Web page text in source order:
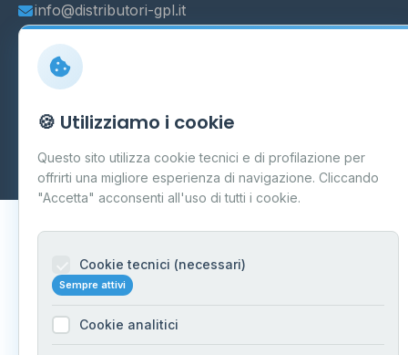
info@distributori-gpl.it
Carpi P.IVA 03859300364
Dati forniti daMinistero delle Imprese e del Made in Italy
Aggiornamento quotidiano
🍪 Utilizziamo i cookie
Questo sito utilizza cookie tecnici e di profilazione per
offrirti una migliore esperienza di navigazione. Cliccando
"Accetta" acconsenti all'uso di tutti i cookie.
Cookie tecnici (necessari)
Sempre attivi
Cookie analitici